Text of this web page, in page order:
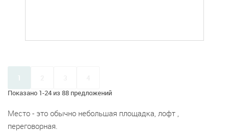
Показано 1-24 из 88 предложений
1
Место - это обычно небольшая площадка, лофт ,
переговорная.